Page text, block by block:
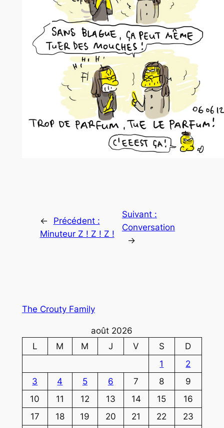
←
Précédent :
Minuteur Z ! Z ! Z !
Suivant :
Conversation
→
The Crouty Family
août 2026
L
M M J V S
D
1
2
3
4 5 6 7 8
9
10
11 12 13 14 15
16
17
18 19 20 21 22
23